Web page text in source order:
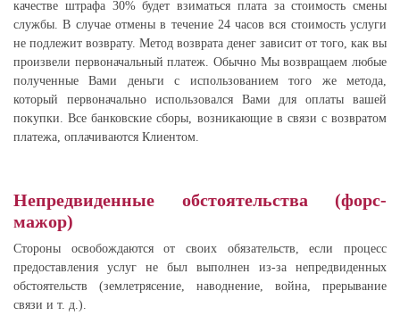
качестве штрафа 30% будет взиматься плата за стоимость смены
службы. В случае отмены в течение 24 часов вся стоимость услуги
не подлежит возврату. Метод возврата денег зависит от того, как вы
произвели первоначальный платеж. Обычно Мы возвращаем любые
полученные Вами деньги с использованием того же метода,
который первоначально использовался Вами для оплаты вашей
покупки. Все банковские сборы, возникающие в связи с возвратом
платежа, оплачиваются Клиентом.
Непредвиденные обстоятельства (форс-
мажор)
Стороны освобождаются от своих обязательств, если процесс
предоставления услуг не был выполнен из-за непредвиденных
обстоятельств (землетрясение, наводнение, война, прерывание
связи и т. д.).